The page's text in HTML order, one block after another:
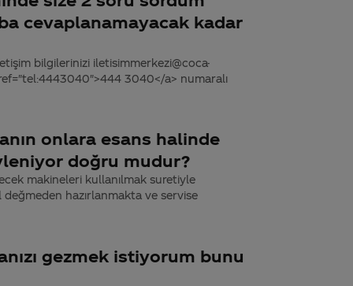
cevaplanamayacak kadar
bilgilerinizi iletisimmerkezi@coca-
3040</a> numaralı
onlara esans halinde
doğru mudur?
makineleri kullanılmak suretiyle
hazırlanmakta ve servise
gezmek istiyorum bunu